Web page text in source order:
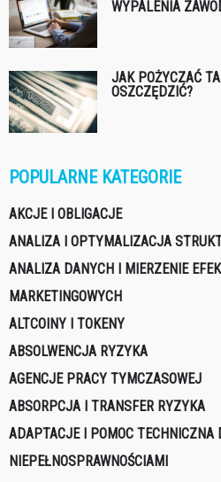
WYPALENIA
JAK POŻYCZAĆ
OSZCZĘDZIĆ?
POPULARNE KATEGORIE
AKCJE I OBLIGACJE
ANALIZA I OPTYMALIZACJA
ANALIZA DANYCH I MIERZENIE
MARKETINGOWYCH
ALTCOINY I TOKENY
ABSOLWENCJA RYZYKA
AGENCJE PRACY TYMCZASOWEJ
ABSORPCJA I TRANSFER RYZYKA
ADAPTACJE I POMOC TECHNICZNA
NIEPEŁNOSPRAWNOŚCIAMI